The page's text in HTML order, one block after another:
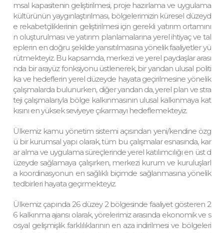
msal kapasitenin geliştirilmesi, proje hazırlama ve uygulama
kültürünün yaygınlaştırılması, bölgelerimizin küresel düzeyd
e rekabetçiliklerinin geliştirilmesi için gerekli yatırım ortamını
n oluşturulması ve yatırım planlamalarına yerel ihtiyaç ve tal
eplerin en doğru şekilde yansıtılmasına yönelik faaliyetler yü
rütmekteyiz. Bu kapsamda, merkezi ve yerel paydaşlar arası
nda bir arayüz fonksiyonu üstlenerek, bir yandan ulusal politi
ka ve hedeflerin yerel düzeyde hayata geçirilmesine yönelik
çalışmalarda bulunurken, diğer yandan da, yerel plan ve stra
teji çalışmalarıyla bölge kalkınmasının ulusal kalkınmaya kat
kısını en yüksek seviyeye çıkarmayı hedeflemekteyiz.
Ülkemiz kamu yönetim sistemi açısından yeni/kendine özg
ü bir kurumsal yapı olarak, tüm bu çalışmalar esnasında, kar
ar alma ve uygulama süreçlerinde yerel katılımcılığı en üst d
üzeyde sağlamaya çalışırken, merkezi kurum ve kuruluşlarl
a koordinasyonun en sağlıklı biçimde sağlanmasına yönelik
tedbirleri hayata geçirmekteyiz.
Ülkemiz çapında 26 düzey 2 bölgesinde faaliyet gösteren 2
6 kalkınma ajansı olarak, yörelerimiz arasında ekonomik ve s
osyal gelişmişlik farklılıklarının en aza indirilmesi ve bölgeleri